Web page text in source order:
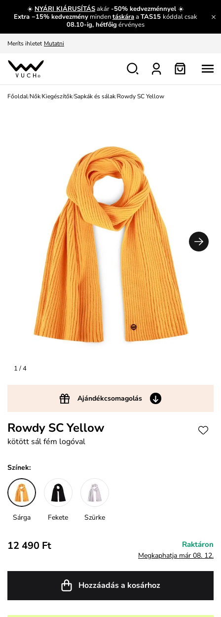
☀️ NYÁRI KIÁRUSÍTÁSakár-50% kedvezménnyel ☀️
Extra −15% kedvezmény mindentáskáraa TAS15 kóddal csak
08.10-ig, hétfőig érvényes
És mi az, amit máshol nem lehet megtudni?
Fedezze fel velünk az újdonságokat. Megtekintés
Meríts ihletet Mutatni
Ingyenes csere és visszaküldés
Főoldal/Nők/Kiegészítők/Sapkák és sálak/Rowdy SC Yellow
1/ 4
Ajándékcsomagolás
Rowdy SC Yellow
kötött sál fém logóval
Színek:
Sárga Fekete Szürke
12 490 Ft Raktáron
Megkaphatja már 08. 12.
Hozzáadás a kosárhoz